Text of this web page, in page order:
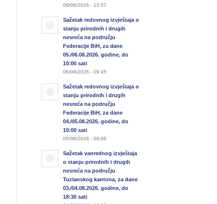
06/08/2026 - 12:57
Sažetak redovnog izvještaja o
stanju prirodnih i drugih
nesreća na području
Federacije BiH, za dane
05./06.08.2026. godine, do
10:00 sati
06/08/2026 - 09:45
Sažetak redovnog izvještaja o
stanju prirodnih i drugih
nesreća na području
Federacije BiH, za dane
04./05.08.2026. godine, do
10:00 sati
05/08/2026 - 09:08
Sažetak vanrednog izvještaja
o stanju prirodnih i drugih
nesreća na području
Tuzlanskog kantona, za dane
03./04.08.2026. godine, do
18:30 sati